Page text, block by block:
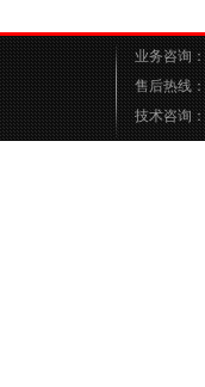
业务咨询
售后热线
技术咨询